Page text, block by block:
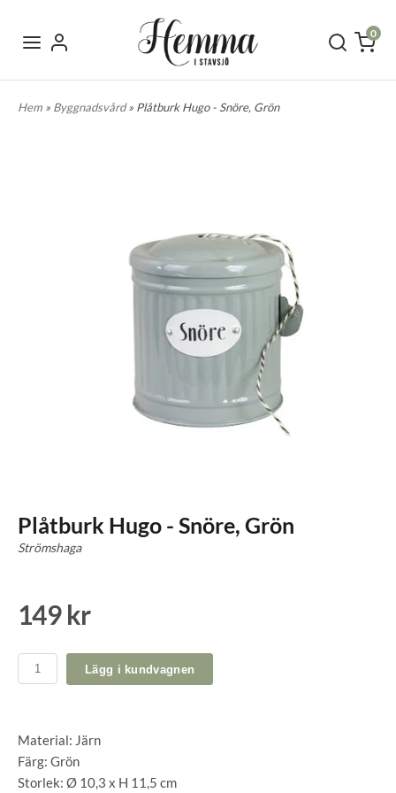
0
Hem » Byggnadsvård» Plåtburk Hugo - Snöre, Grön
Plåtburk Hugo - Snöre, Grön
Strömshaga
149 kr
Lägg i kundvagnen
Material: Järn
Färg: Grön
Storlek: Ø 10,3 x H 11,5 cm